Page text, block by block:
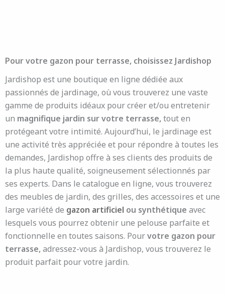
Pour votre gazon pour terrasse, choisissez Jardishop
Jardishop est une boutique en ligne dédiée aux
passionnés de jardinage, où vous trouverez une vaste
gamme de produits idéaux pour créer et/ou entretenir
un magnifique jardin sur votre terrasse,tout en
protégeant votre intimité. Aujourd’hui, le jardinage est
une activité très appréciée et pour répondre à toutes les
demandes, Jardishop offre à ses clients des produits de
la plus haute qualité, soigneusement sélectionnés par
ses experts. Dans le catalogue en ligne, vous trouverez
des meubles de jardin, des grilles, des accessoires et une
large variété de gazon artificiel ou synthétique avec
lesquels vous pourrez obtenir une pelouse parfaite et
fonctionnelle en toutes saisons. Pourvotre gazon pour
terrasse,adressez-vous à Jardishop, vous trouverez le
produit parfait pour votre jardin.